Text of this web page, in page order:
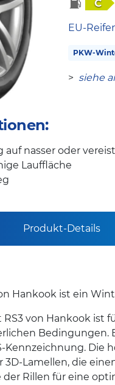
C
EU-
PKW-
> siehe
auf nasser oder
Lauffläche
Produkt-Details
Hankook ist ein
von Hankook ist
Bedingungen.
Kennzeichnung.
3D-Lamellen, die
der Rillen für eine